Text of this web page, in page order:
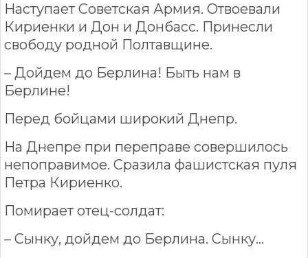
Наступает Советская Армия. Отвоевали
Кириенки и Дон и Донбасс. Принесли
свободу родной Полтавщине.
– Дойдем до Берлина! Быть нам в
Берлине!
Перед бойцами широкий Днепр.
На Днепре при переправе совершилось
непоправимое. Сразила фашистская пуля
Петра Кириенко.
Помирает отец-солдат:
– Сынку, дойдем до Берлина. Сынку…